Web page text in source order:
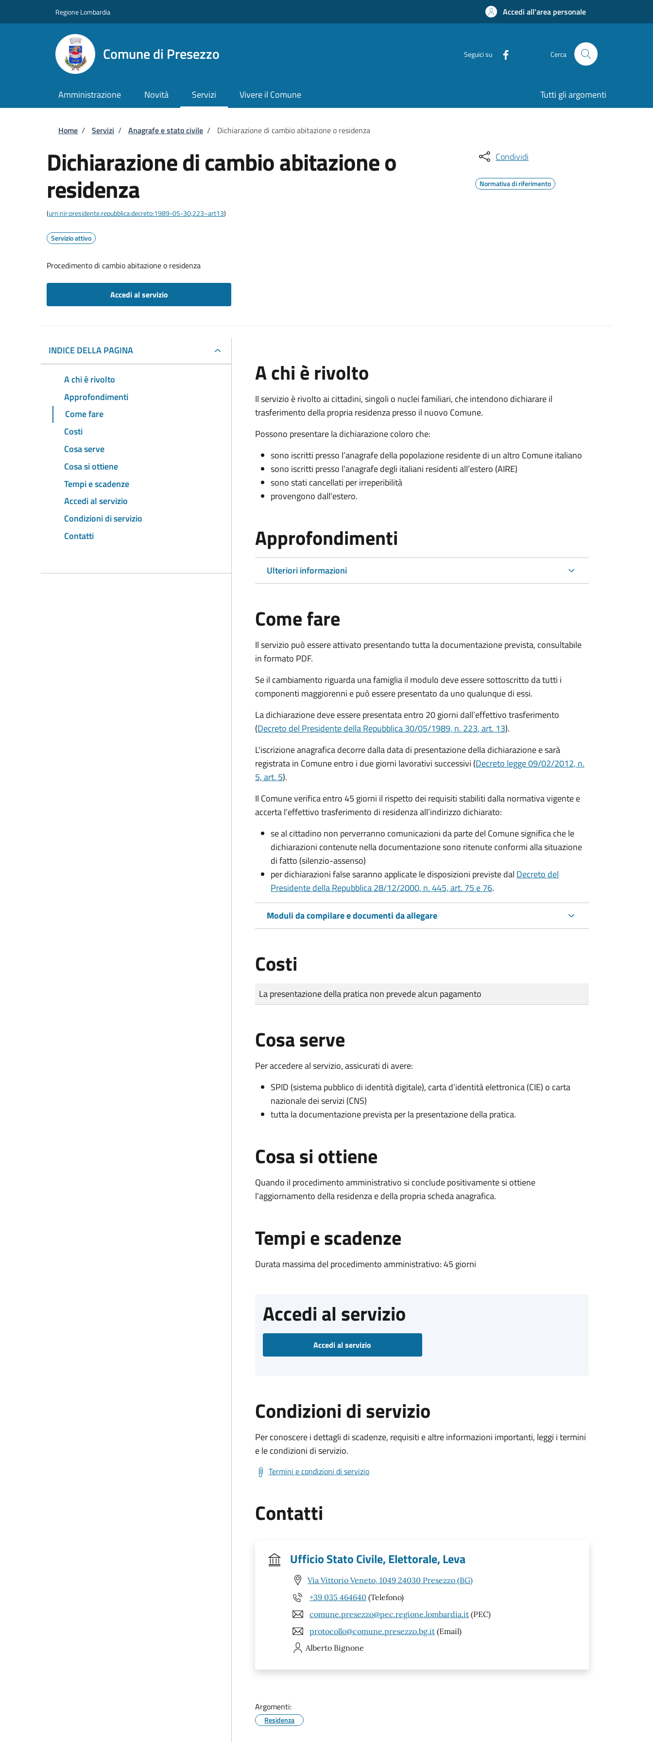
Regione Lombardia Accedi all'area personale
Comune di Presezzo Seguici su Cerca
Amministrazione Novità Servizi Vivere il Comune Tutti gli argomenti
Briciole di pane
Home / Servizi / Anagrafe e stato civile / Dichiarazione di cambio abitazione o residenza
Dichiarazione di cambio abitazione o
residenza
(urn:nir:presidente.repubblica:decreto:1989-05-30;223~art13)
Servizio attivo
Procedimento di cambio abitazione o residenza
Accedi al servizio
Condividi
Normativa di riferimento
INDICE DELLA PAGINA
A chi è rivolto
Approfondimenti
Come fare
Costi
Cosa serve
Cosa si ottiene
Tempi e scadenze
Accedi al servizio
Condizioni di servizio
Contatti
A chi è rivolto
Il servizio è rivolto ai cittadini, singoli o nuclei familiari, che intendono dichiarare il
trasferimento della propria residenza presso il nuovo Comune.
Possono presentare la dichiarazione coloro che:
sono iscritti presso l’anagrafe della popolazione residente di un altro Comune italiano
sono iscritti presso l’anagrafe degli italiani residenti all’estero (AIRE)
sono stati cancellati per irreperibilità
provengono dall'estero.
Approfondimenti
Ulteriori informazioni
Come fare
Il servizio può essere attivato presentando tutta la documentazione prevista, consultabile
in formato PDF.
Se il cambiamento riguarda una famiglia il modulo deve essere sottoscritto da tutti i
componenti maggiorenni e può essere presentato da uno qualunque di essi.
La dichiarazione deve essere presentata entro 20 giorni dall’effettivo trasferimento
(Decreto del Presidente della Repubblica 30/05/1989, n. 223, art. 13).
L'iscrizione anagrafica decorre dalla data di presentazione della dichiarazione e sarà
registrata in Comune entro i due giorni lavorativisuccessivi (Decreto legge 09/02/2012, n.
5, art. 5).
Il Comune verifica entro45 giorni il rispetto dei requisiti stabiliti dalla normativa vigente e
accerta l’effettivo trasferimento di residenza all’indirizzo dichiarato:
se al cittadino non perverranno comunicazioni da parte del Comune significa che le
dichiarazioni contenute nella documentazione sono ritenute conformi alla situazione
di fatto (silenzio-assenso)
per dichiarazioni false saranno applicate le disposizioni previste dal Decreto del
Presidente della Repubblica 28/12/2000, n. 445, art. 75 e 76.
Moduli da compilare e documenti da allegare
Costi
Tipo di pagamento
Importo
La presentazione della pratica non prevede alcun pagamento
Cosa serve
Per accedere al servizio, assicurati di avere:
SPID (sistema pubblico di identità digitale), carta d’identità elettronica (CIE) o carta
nazionale dei servizi (CNS)
tutta la documentazione prevista per la presentazione della pratica.
Cosa si ottiene
Quando il procedimento amministrativo si conclude positivamente si ottiene
l'aggiornamento della residenza e della propria scheda anagrafica.
Tempi e scadenze
Durata massima del procedimento amministrativo: 45 giorni
Accedi al servizio
Accedi al servizio
Condizioni di servizio
Per conoscere i dettagli di scadenze, requisiti e altre informazioni importanti, leggi i termini
e le condizioni di servizio.
Termini e condizioni di servizio
Contatti
Ufficio Stato Civile, Elettorale, Leva
Via Vittorio Veneto, 1049 24030 Presezzo (BG)
+39 035 464640 (Telefono)
comune.presezzo@pec.regione.lombardia.it (PEC)
protocollo@comune.presezzo.bg.it (Email)
Alberto Bignone
Argomenti:
Residenza